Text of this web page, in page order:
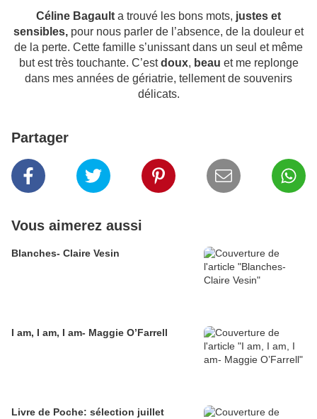
Céline Bagault a trouvé les bons mots, justes et
sensibles, pour nous parler de l’absence, de la douleur et
de la perte. Cette famille s’unissant dans un seul et même
but est très touchante. C’estdoux, beau et me replonge
dans mes années de gériatrie, tellement de souvenirs
délicats.
Partager
Vous aimerez aussi
Blanches- Claire Vesin
I am, I am, I am- Maggie O’Farrell
Livre de Poche: sélection juillet